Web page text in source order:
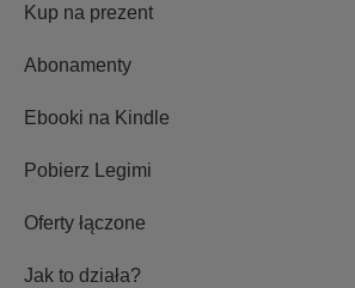
Kup na prezent
Abonamenty
Ebooki na Kindle
Pobierz Legimi
Oferty łączone
Jak to działa?